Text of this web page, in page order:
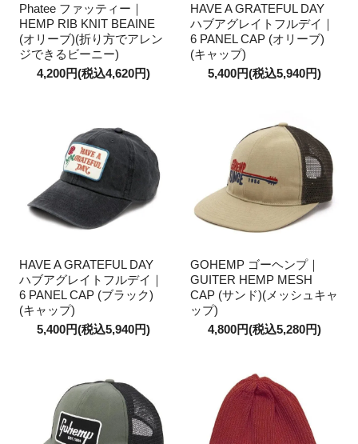
Phatee ファッティー｜
HEMP RIB KNIT BEAINE
(オリーブ)(折り方でアレン
ジできるビーニー)
4,200円(税込4,620円)
HAVE A GRATEFUL DAY
ハブアグレイトフルデイ｜
6 PANEL CAP (オリーブ)
(キャップ)
5,400円(税込5,940円)
HAVE A GRATEFUL DAY
ハブアグレイトフルデイ｜
6 PANEL CAP (ブラック)
(キャップ)
5,400円(税込5,940円)
GOHEMP ゴーヘンプ｜
GUITER HEMP MESH
CAP (サンド)(メッシュキャ
ップ)
4,800円(税込5,280円)